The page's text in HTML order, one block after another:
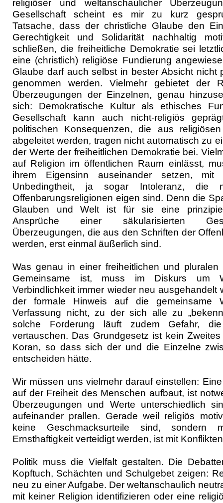
religiöser und weltanschaulicher
Gesellschaft scheint es mir zu kurz
Tatsache, dass der christliche Glaube den
Gerechtigkeit und Solidarität nachhaltig
schließen, die freiheitliche Demokratie sei
eine (christlich) religiöse Fundierung
Glaube darf auch selbst in bester Absicht nicht
genommen werden. Vielmehr gebietet der
Überzeugungen der Einzelnen, genau
sich: Demokratische Kultur als ethisches
Gesellschaft kann auch nicht-religiös
politischen Konsequenzen, die aus
abgeleitet werden, tragen nicht automatisch zu
der Werte der freiheitlichen Demokratie bei.
auf Religion im öffentlichen Raum einlässt,
ihrem Eigensinn auseinander setzen,
Unbedingtheit, ja sogar Intoleranz, die
Offenbarungsreligionen eigen sind. Denn die
Glauben und Welt ist für sie eine
Ansprüche einer säkularisierten
Überzeugungen, die aus den Schriften der
werden, erst einmal äußerlich sind.
Was genau in einer freiheitlichen und pluralen
Gemeinsame ist, muss im Diskurs um
Verbindlichkeit immer wieder neu ausgehandelt
der formale Hinweis auf die gemeinsame
Verfassung nicht, zu der sich alle zu
solche Forderung läuft zudem Gefahr,
vertauschen. Das Grundgesetz ist kein
Koran, so dass sich der und die Einzelne
entscheiden hätte.
Wir müssen uns vielmehr darauf einstellen:
auf der Freiheit des Menschen aufbaut, ist
Überzeugungen und Werte unterschiedlich
aufeinander prallen. Gerade weil religiös
keine Geschmacksurteile sind, sondern
Ernsthaftigkeit verteidigt werden, ist mit
Politik muss die Vielfalt gestalten. Die
Kopftuch, Schächten und Schulgebet zeigen:
neu zu einer Aufgabe. Der weltanschaulich
mit keiner Religion identifizieren oder eine